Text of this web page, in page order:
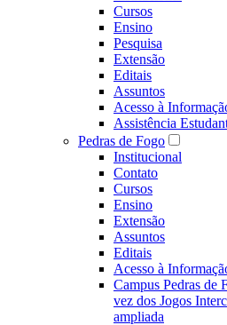
Cursos
Ensino
Pesquisa
Extensão
Editais
Assuntos
Acesso à
Assistência
Pedras de Fogo
Institucional
Contato
Cursos
Ensino
Extensão
Assuntos
Editais
Acesso à
Campus Pedras de
vez dos Jogos
ampliada